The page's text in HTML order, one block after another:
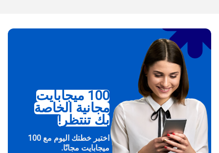
100 ميجابايت
مجانية الخاصة
بك تنتظر!
اختبر خطتك اليوم مع 100
ميجابايت مجانًا.